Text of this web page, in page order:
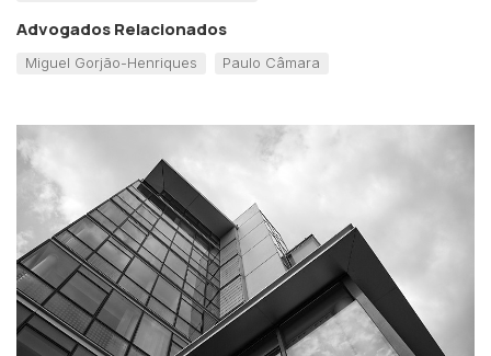
Advogados Relacionados
Miguel Gorjão-Henriques Paulo Câmara